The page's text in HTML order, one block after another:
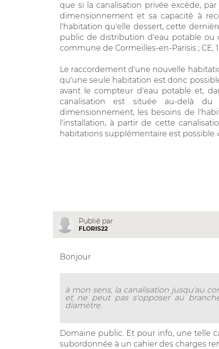
que si la canalisation privée excède,
dimensionnement et sa capacité à
l'habitation qu'elle dessert, cette
public de distribution d'eau potable ou
commune de Cormeilles-en-Parisis ; CE,
Le raccordement d'une nouvelle
qu'une seule habitation est donc
avant le compteur d'eau potable et,
canalisation est située au-delà
dimensionnement, les besoins de
l'installation, à partir de cette
habitations supplémentaire est possible
Publié par
FLORIS22
Bonjour
à mon sens, la canalisation jusqu'au
et ne peut pas s'opposer au
diamètre.
Domaine public. Et pour info, une telle
subordonnée à un cahier des charges